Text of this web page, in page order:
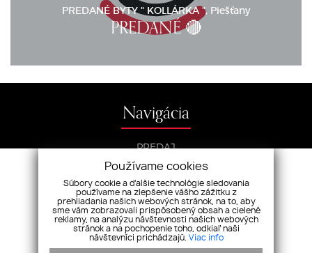
PREDANÉ BYTY " KOLLÁRKA ", Piešťany
PREDANÉ 🔴
Navigácia
PREDAJ
PRENÁJOM
REFERENCIE
3D PREHLIADKY
Realitná kancelária
Používame cookies
Súbory cookie a ďalšie technológie sledovania
používame na zlepšenie vášho zážitku z
prehliadania našich webových stránok, na to, aby
sme vám zobrazovali prispôsobený obsah a cielené
reklamy, na analýzu návštevnosti našich webových
stránok a na pochopenie toho, odkiaľ naši
návštevníci prichádzajú. Viac info